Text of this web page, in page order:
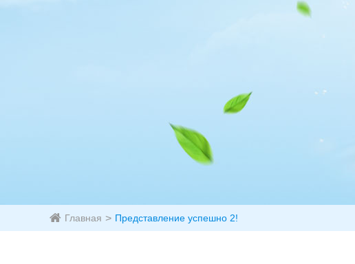
Главная Представление успешно 2!